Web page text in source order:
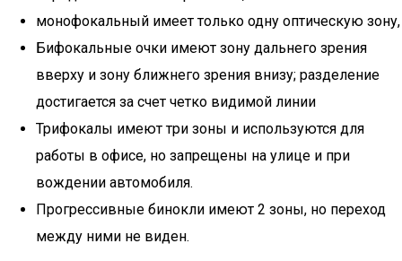
монофокальный имеет только одну оптическую зону,
Бифокальные очки имеют зону дальнего зрения
вверху и зону ближнего зрения внизу; разделение
достигается за счет четко видимой линии
Трифокалы имеют три зоны и используются для
работы в офисе, но запрещены на улице и при
вождении автомобиля.
Прогрессивные бинокли имеют 2 зоны, но переход
между ними не виден.